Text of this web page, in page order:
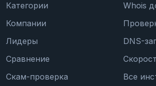
Категории
Компании
Лидеры
Сравнение
Скам-проверка
Whois
DNS-
Все